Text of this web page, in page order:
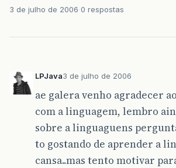
3 de julho de 2006 0 respostas
LPJava3 de julho de 2006
ae galera venho agradecer
com a linguagem, lembro
sobre a linguaguens
to gostando de aprender a
cansa..mas tento motivar